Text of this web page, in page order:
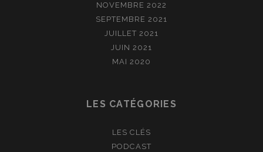
NOVEMBRE 2022
SEPTEMBRE 2021
JUILLET 2021
JUIN 2021
MAI 2020
LES CATÉGORIES
LES CLÉS
PODCAST